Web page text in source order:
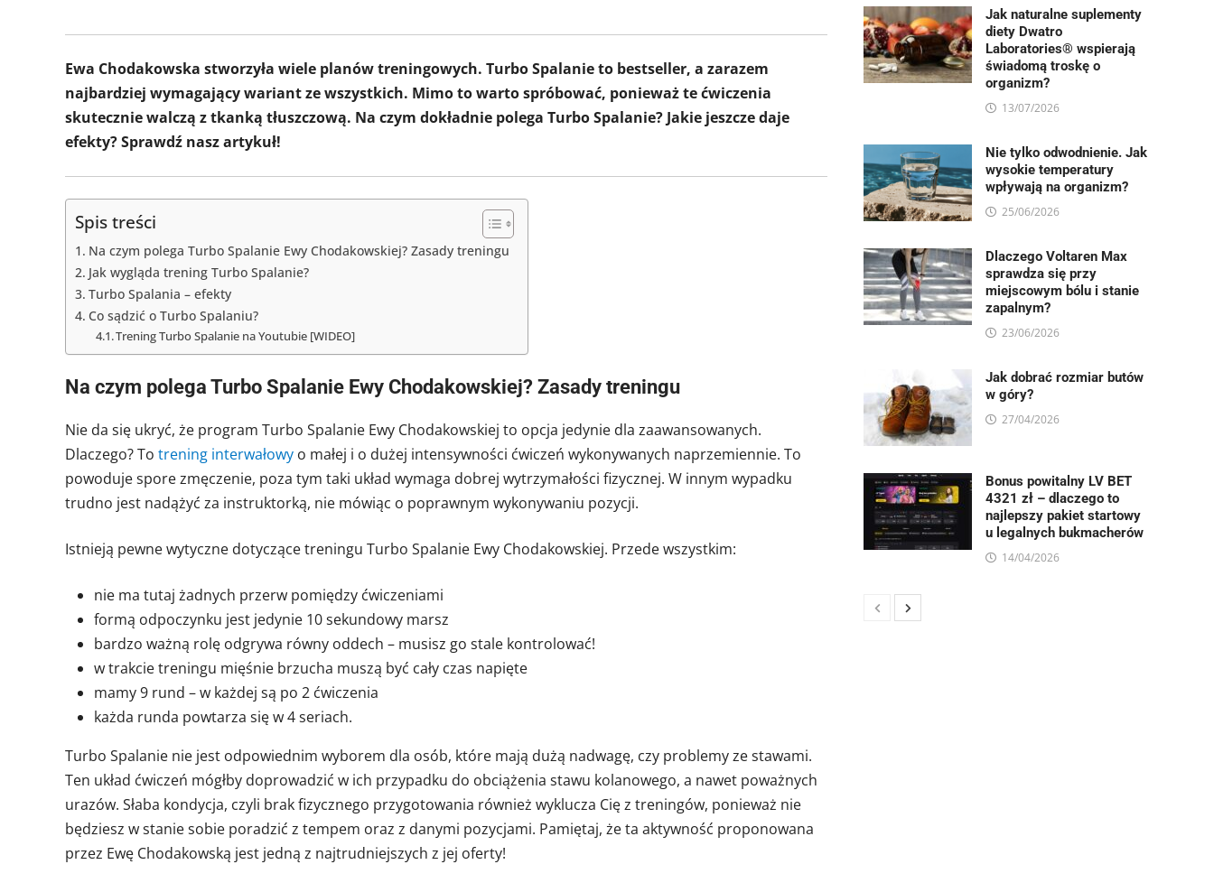
Ewa Chodakowska stworzyła wiele planów treningowych. Turbo Spalanie to bestseller, a zarazem
najbardziej wymagający wariant ze wszystkich. Mimo to warto spróbować, ponieważ te ćwiczenia
skutecznie walczą z tkanką tłuszczową. Na czym dokładnie polega Turbo Spalanie? Jakie jeszcze daje
efekty? Sprawdź nasz artykuł!
Spis treści
Na czym polega Turbo Spalanie Ewy Chodakowskiej? Zasady treningu
Jak wygląda trening Turbo Spalanie?
Turbo Spalania – efekty
Co sądzić o Turbo Spalaniu?
Trening Turbo Spalanie na Youtubie [WIDEO]
Na czym polega Turbo Spalanie Ewy Chodakowskiej? Zasady treningu
Nie da się ukryć, że program Turbo Spalanie Ewy Chodakowskiej to opcja jedynie dla zaawansowanych.
Dlaczego? To trening interwałowy o małej i o dużej intensywności ćwiczeń wykonywanych naprzemiennie. To
powoduje spore zmęczenie, poza tym taki układ wymaga dobrej wytrzymałości fizycznej. W innym wypadku
trudno jest nadążyć za instruktorką, nie mówiąc o poprawnym wykonywaniu pozycji.
Istnieją pewne wytyczne dotyczące treningu Turbo Spalanie Ewy Chodakowskiej. Przede wszystkim:
nie ma tutaj żadnych przerw pomiędzy ćwiczeniami
formą odpoczynku jest jedynie 10 sekundowy marsz
bardzo ważną rolę odgrywa równy oddech – musisz go stale kontrolować!
w trakcie treningu mięśnie brzucha muszą być cały czas napięte
mamy 9 rund – w każdej są po 2 ćwiczenia
każda runda powtarza się w 4 seriach.
Turbo Spalanie nie jest odpowiednim wyborem dla osób, które mają dużą nadwagę, czy problemy ze stawami.
Ten układ ćwiczeń mógłby doprowadzić w ich przypadku do obciążenia stawu kolanowego, a nawet poważnych
urazów. Słaba kondycja, czyli brak fizycznego przygotowania również wyklucza Cię z treningów, ponieważ nie
będziesz w stanie sobie poradzić z tempem oraz z danymi pozycjami. Pamiętaj, że ta aktywność proponowana
przez Ewę Chodakowską jest jedną z najtrudniejszych z jej oferty!
Jak naturalne suplementy
diety Dwatro
Laboratories® wspierają
świadomą troskę o
organizm?
13/07/2026
Nie tylko odwodnienie. Jak
wysokie temperatury
wpływają na organizm?
25/06/2026
Dlaczego Voltaren Max
sprawdza się przy
miejscowym bólu i stanie
zapalnym?
23/06/2026
Jak dobrać rozmiar butów
w góry?
27/04/2026
Bonus powitalny LV BET
4321 zł – dlaczego to
najlepszy pakiet startowy
u legalnych bukmacherów
14/04/2026